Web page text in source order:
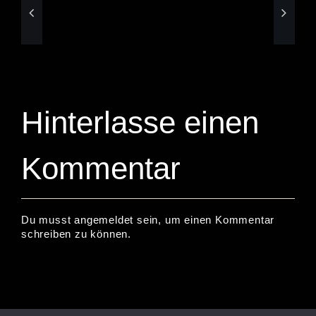
Hinterlasse einen
Kommentar
Du musstangemeldet sein, um einen Kommentar
schreiben zu können.